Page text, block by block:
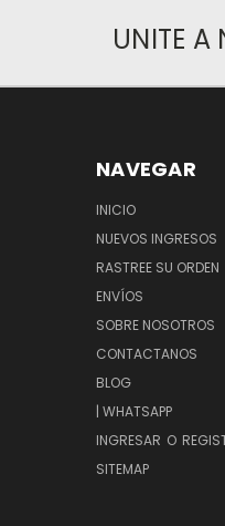
UNITE A
NAVEGAR
INICIO
NUEVOS INGRESOS
RASTREE SU ORDEN
ENVÍOS
SOBRE NOSOTROS
CONTACTANOS
BLOG
| WHATSAPP
INGRESAR O
SITEMAP